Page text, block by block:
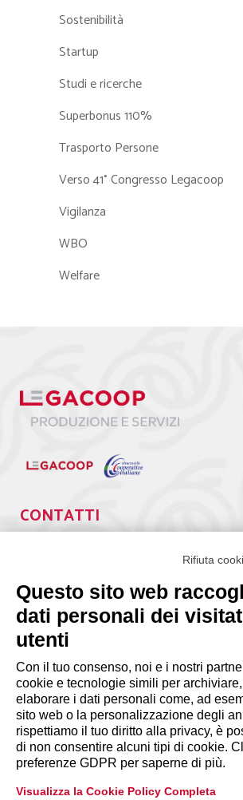
Sostenibilità
Startup
Studi e ricerche
Superbonus 110%
Trasporto Persone
Verso 41° Congresso Legacoop
Vigilanza
WBO
Welfare
CONTATTI
segreteria@lps.coop
INFORMAZIONI
Disclaimer
Privacy Policy
Rifiuta
Questo sito web
dati personali dei
utenti
Con il tuo consenso, noi e i nostri
cookie e tecnologie simili per
elaborare i dati personali come, ad
sito web o la personalizzazione degli
rispettiamo il tuo diritto alla privacy, è
di non consentire alcuni tipi di cookie.
preferenze GDPR per saperne di più.
Visualizza la Cookie Policy Completa